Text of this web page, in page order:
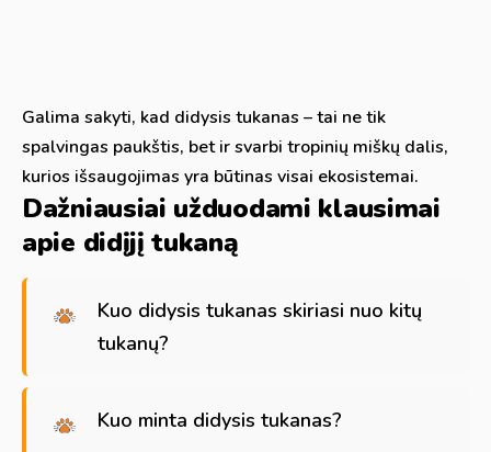
Galima sakyti, kad didysis tukanas – tai ne tik
spalvingas paukštis, bet ir svarbi tropinių miškų dalis,
kurios išsaugojimas yra būtinas visai ekosistemai.
Dažniausiai užduodami klausimai
apie didįjį tukaną
Kuo didysis tukanas skiriasi nuo kitų
tukanų?
Kuo minta didysis tukanas?